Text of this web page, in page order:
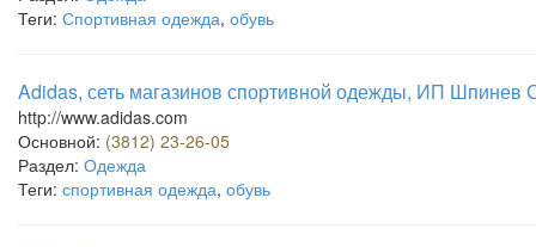
Теги: Спортивная одежда, обувь
Adidas, сеть магазинов спортивной одежды, ИП Шпинев
http://www.adidas.com
Основной: (3812) 23-26-05
Раздел: Одежда
Теги: спортивная одежда, обувь